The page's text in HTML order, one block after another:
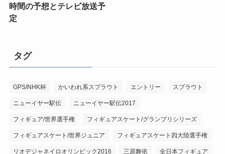
時間の予想とテレビ放送予
定
タグ
GPS/NHK杯 かいわれ系スプラウト エントリー スプラウト
ニューイヤー駅伝 ニューイヤー駅伝2017
フィギュア/世界選手権 フィギュアスケート/グランプリシリーズ
フィギュアスケート/世界ジュニア フィギュアスケート四大陸選手権
リオデジャネイロオリンピック2016 三原舞依 全日本フィギュア